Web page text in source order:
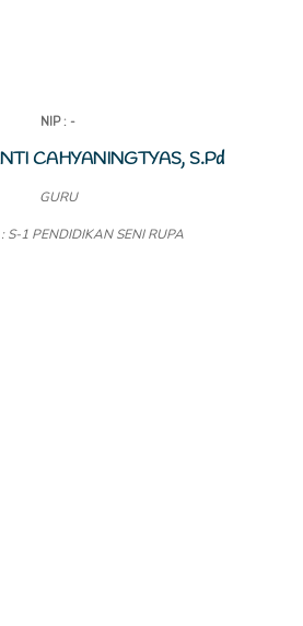
NIP : -
CAHYANINGTYAS, S.Pd
GURU
S-1 PENDIDIKAN SENI RUPA